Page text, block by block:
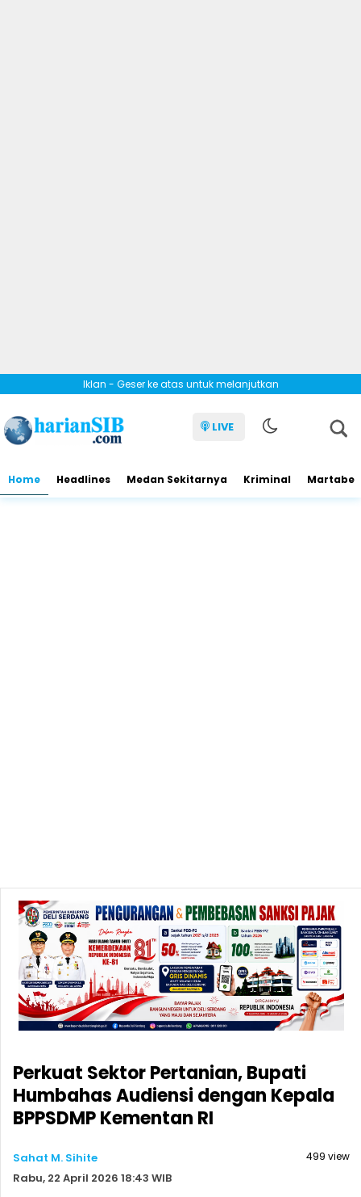
Iklan - Geser ke atas untuk melanjutkan
LIVE
Home Headlines Medan Sekitarnya Kriminal Martabe
Perkuat Sektor Pertanian, Bupati
Humbahas Audiensi dengan Kepala
BPPSDMP Kementan RI
Sahat M. Sihite
Rabu, 22 April 2026 18:43 WIB
499 view